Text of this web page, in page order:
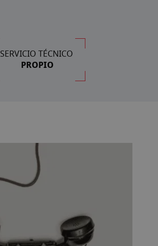
SERVICIO TÉCNICO
PROPIO